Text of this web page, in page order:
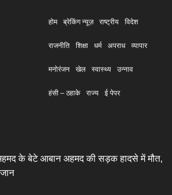
होम ब्रेकिंग न्यूज़ राष्ट्रीय विदेश
राजनीति शिक्षा धर्म अपराध व्यापार
मनोरंजन खेल स्वास्थ्य उन्नाव
हंसी – ठहाके राज्य ई पेपर
के बेटे आबान अहमद की सड़क हादसे में मौत,